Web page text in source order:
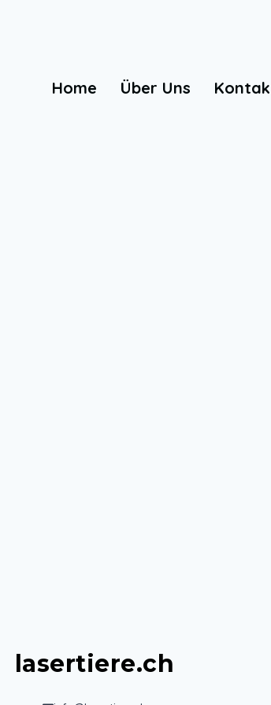
Home Über Uns
lasertiere.ch